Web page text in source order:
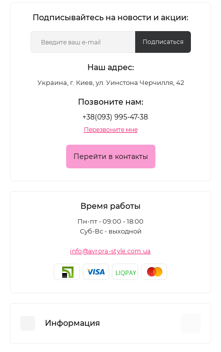
Подписывайтесь на новости и акции:
Подписаться
Наш адрес:
Украина, г. Киев, ул. Уинстона Черчилля, 42
Позвоните нам:
+38(093) 995-47-38
Перезвоните мне
Перейти в контакты
Время работы
Пн-пт - 09:00 - 18:00
Суб-Вс - выходной
info@avrora-style.com.ua
Информация